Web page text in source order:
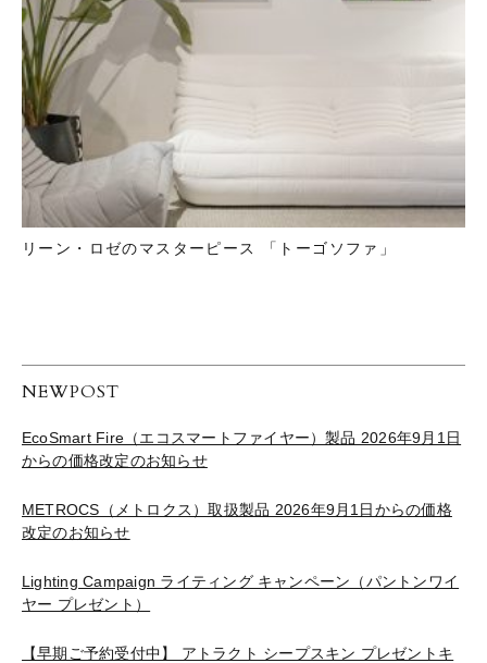
リーン・ロゼのマスターピース 「トーゴソファ」
NEWPOST
EcoSmart Fire（エコスマートファイヤー）製品 2026年9月1日
からの価格改定のお知らせ
METROCS（メトロクス）取扱製品 2026年9月1日からの価格
改定のお知らせ
Lighting Campaign ライティング キャンペーン（パントンワイ
ヤー プレゼント）
【早期ご予約受付中】 アトラクト シープスキン プレゼントキ